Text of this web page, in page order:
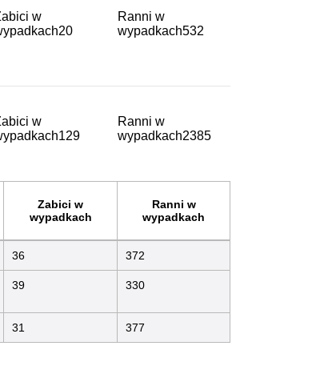
w
20
Ranni w
wypadkach532
w
129
Ranni w
wypadkach2385
Zabici w
wypadkach
Ranni w
wypadkach
36 372
39 330
31 377